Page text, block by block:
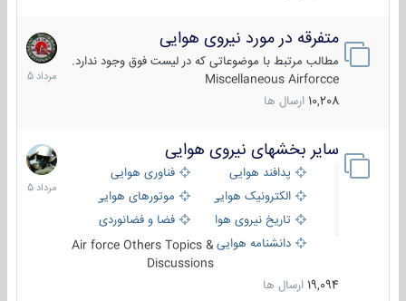
متفرقه در مورد نیروی هوایی
مطالب مرتبط با موضوعاتی که در لیست فوق وجود ندارد.
Miscellaneous Airforcce
10,208 ارسال ها
7
مرداد
1405
سایر بخشهای نیروی هوایی
پدافند هوایی
فناوری هوایی
الکترونیک هوایی
موتورهای هوایی
تاریخ نیروی هوایی
فضا و فضانوردی
دانشنامه هواییAir force Others Topics &
Discussions
19,094 ارسال ها
2
مرداد
1405